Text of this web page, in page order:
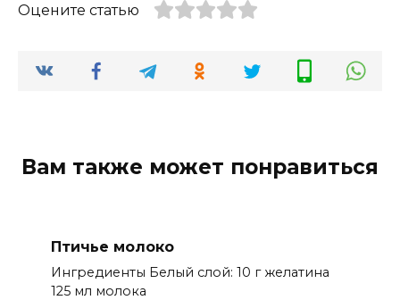
Оцените статью
Вам также может понравиться
Птичье молоко
Ингредиенты Белый слой: 10 г желатина
125 мл молока